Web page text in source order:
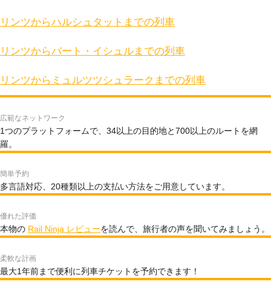
リンツからハルシュタットまでの列車
リンツからバート・イシュルまでの列車
リンツからミュルツツシュラークまでの列車
広範なネットワーク
1つのプラットフォームで、34以上の目的地と700以上のルートを網
羅。
簡単予約
多言語対応、20種類以上の支払い方法をご用意しています。
優れた評価
本物の Rail Ninja レビューを読んで、旅行者の声を聞いてみましょう。
柔軟な計画
最大1年前まで便利に列車チケットを予約できます！